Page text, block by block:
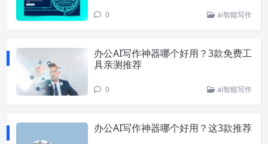
0 ai智能写作
办公AI写作神器哪个好用？3款免费工
具亲测推荐
0 ai智能写作
办公AI写作神器哪个好用？这3款推荐